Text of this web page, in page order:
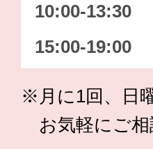
10:00-13:30
15:00-19:00
※月に1回、日
お気軽にご相